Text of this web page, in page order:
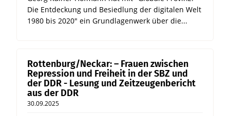
Die Entdeckung und Besiedlung der digitalen Welt
1980 bis 2020" ein Grundlagenwerk über die...
Rottenburg/Neckar: – Frauen zwischen
Repression und Freiheit in der SBZ und
der DDR - Lesung und Zeitzeugenbericht
aus der DDR
30.09.2025